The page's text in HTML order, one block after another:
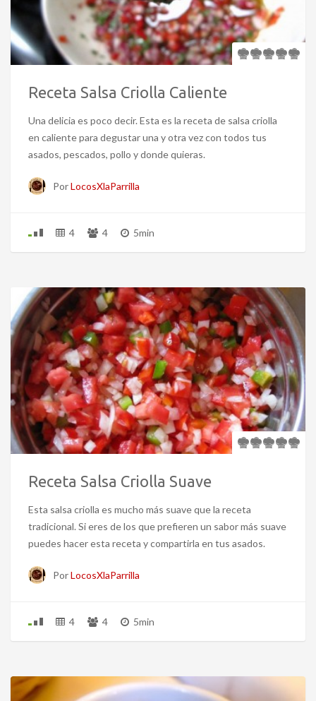
Receta Salsa Criolla Caliente
Una delicia es poco decir. Esta es la receta de salsa criolla
en caliente para degustar una y otra vez con todos tus
asados, pescados, pollo y donde quieras.
PorLocosXlaParrilla
4 4 5min
Receta Salsa Criolla Suave
Esta salsa criolla es mucho más suave que la receta
tradicional. Si eres de los que prefieren un sabor más suave
puedes hacer esta receta y compartirla en tus asados.
PorLocosXlaParrilla
4 4 5min